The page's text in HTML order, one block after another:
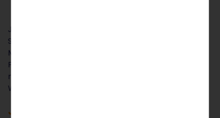
Jan Firsching ist Senior Social Media Manager bei
STRATO und beschäftigt sich mit digitalen
Markenstrategien, Content-Entwicklung und
Plattformtrends. Zuvor war er als Berater und Autor
rund um Social Media Marketing aktiv und teilt sein
Wissen regelmäßig in Artikeln und Vorträgen.